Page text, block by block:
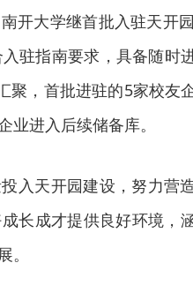
开大学继首批入驻天开
驻指南要求，具备随时
聚，首批进驻的5家校友
进入后续储备库。
入天开园建设，努力营
长成才提供良好环境，